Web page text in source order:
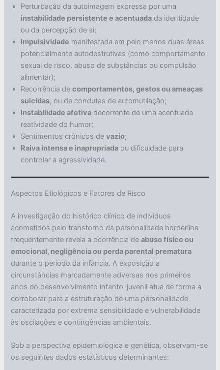
Perturbação da autoimagem expressa por uma
instabilidade persistente e acentuada da identidade
ou da percepção de si;
Impulsividade manifestada em pelo menos duas áreas
potencialmente autodestrutivas (como comportamento
sexual de risco, abuso de substâncias ou compulsão
alimentar);
Recorrência decomportamentos, gestos ou ameaças
suicidas, ou de condutas de automutilação;
Instabilidade afetiva decorrente de uma acentuada
reatividade do humor;
Sentimentos crônicos devazio;
Raiva intensa e inapropriada ou dificuldade para
controlar a agressividade.
Aspectos Etiológicos e Fatores de Risco
A investigação do histórico clínico de indivíduos
acometidos pelo transtorno da personalidade borderline
frequentemente revela a ocorrência deabuso físico ou
emocional, negligência ou perda parental prematura
durante o período da infância. A exposição a
circunstâncias marcadamente adversas nos primeiros
anos do desenvolvimento infanto-juvenil atua de forma a
corroborar para a estruturação de uma personalidade
caracterizada por extrema sensibilidade e vulnerabilidade
às oscilações e contingências ambientais.
Sob a perspectiva epidemiológica e genética, observam-se
os seguintes dados estatísticos determinantes: